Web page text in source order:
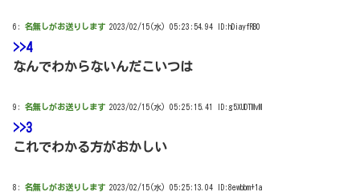
6: 名無しがお送りします 2023/02/15(水) 05:23:54.94 ID:hDiayfRB0
>>4
なんでわからないんだこいつは
9: 名無しがお送りします 2023/02/15(水) 05:25:15.41 ID:g5XUDTMvM
>>3
これでわかる方がおかしい
8: 名無しがお送りします 2023/02/15(水) 05:25:13.04 ID:8ewbbm+1a